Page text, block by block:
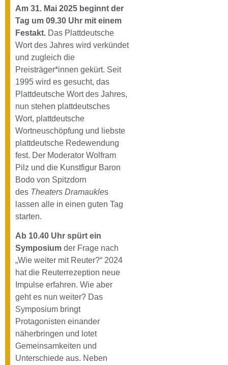
Am 31. Mai 2025 beginnt der
Tag um 09.30 Uhr mit einem
Festakt. Das Plattdeutsche
Wort des Jahres wird verkündet
und zugleich die
Preisträger*innen gekürt. Seit
1995 wird es gesucht, das
Plattdeutsche Wort des Jahres,
nun stehen plattdeutsches
Wort, plattdeutsche
Wortneuschöpfung und liebste
plattdeutsche Redewendung
fest. Der Moderator Wolfram
Pilz und die Kunstfigur Baron
Bodo von Spitzdorn
des Theaters Dramaukles
lassen alle in einen guten Tag
starten.
Ab 10.40 Uhr spürt ein
Symposium der Frage nach
„Wie weiter mit Reuter?“ 2024
hat die Reuterrezeption neue
Impulse erfahren. Wie aber
geht es nun weiter? Das
Symposium bringt
Protagonisten einander
näherbringen und lotet
Gemeinsamkeiten und
Unterschiede aus. Neben